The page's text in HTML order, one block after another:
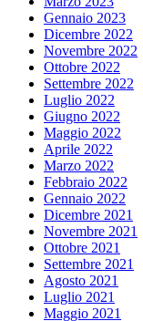
Gennaio 2023
Dicembre 2022
Novembre 2022
Ottobre 2022
Settembre 2022
Luglio 2022
Giugno 2022
Maggio 2022
Aprile 2022
Marzo 2022
Febbraio 2022
Gennaio 2022
Dicembre 2021
Novembre 2021
Ottobre 2021
Settembre 2021
Agosto 2021
Luglio 2021
Maggio 2021